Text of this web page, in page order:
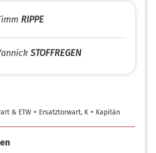
RIPPE
STOFFREGEN
& ETW = Ersatztorwart, K = Kapitän